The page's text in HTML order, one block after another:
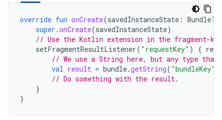
override fun onCreate(savedInstanceState : Bundle?)
super .onCreate(savedInstanceState)
// Use the Kotlin extension in the fragment-
setFragmentResultListener( "requestKey" ) {
// We use a String here, but any type
val result = bundle.getString( "bundleKey"
// Do something with the result.
}
}